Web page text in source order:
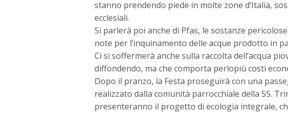
stanno prendendo piede in molte zone d’Italia,
ecclesiali.
Si parlerà poi anche di Pfas, le sostanze
note per l’inquinamento delle acque prodotto in
Ci si soffermerà anche sulla raccolta dell’acqua
diffondendo, ma che comporta perlopiù costi
Dopo il pranzo, la Festa proseguirà con una
realizzato dalla comunità parrocchiale della SS.
presenteranno il progetto di ecologia integrale,